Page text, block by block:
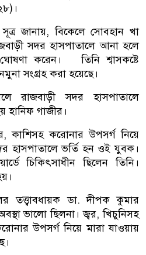
জানায়, বিকেলে সোবহান খা
সদর হাসপাতালে আনা হলে
করেন। তিনি শ্বাসকষ্টে
সংগ্রহ করা হয়েছে।
রাজবাড়ী সদর হাসপাতালে
হানিফ গাজীর।
কাশিসহ করোনার উপসর্গ নিয়ে
হাসপাতালে ভর্তি হন ওই যুবক।
চিকিৎসাধীন ছিলেন তিনি।
তত্ত্বাবধায়ক ডা. দীপক কুমার
ভালো ছিলনা। জ্বর, খিচুনিসহ
উপসর্গ নিয়ে মারা যাওয়ায়